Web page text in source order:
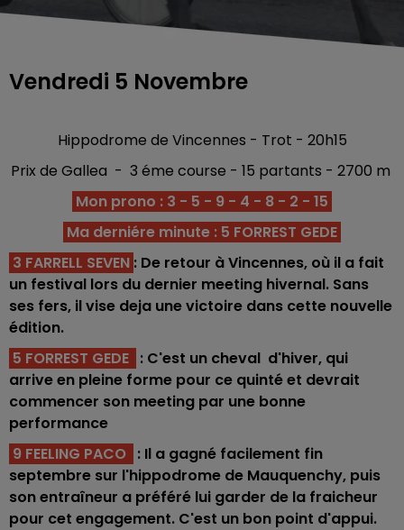
Vendredi 5 Novembre
Hippodrome de Vincennes - Trot - 20h15
Prix de Gallea - 3 éme course - 15 partants - 2700 m
Mon prono : 3 - 5 - 9 - 4 - 8 - 2 - 15
Ma derniére minute : 5 FORREST GEDE
3 FARRELL SEVEN : De retour à Vincennes, où il a fait
un festival lors du dernier meeting hivernal. Sans
ses fers, il vise deja une victoire dans cette nouvelle
édition.
5 FORREST GEDE : C'est un cheval d'hiver, qui
arrive en pleine forme pour ce quinté et devrait
commencer son meeting par une bonne
performance
9 FEELING PACO : Il a gagné facilement fin
septembre sur l'hippodrome de Mauquenchy, puis
son entraîneur a préféré lui garder de la fraicheur
pour cet engagement. C'est un bon point d'appui.